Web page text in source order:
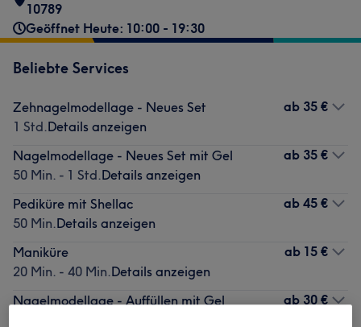
10789
Geöffnet Heute: 10:00 - 19:30
Beliebte Services
Zehnagelmodellage - Neues Set
1 Std.Details anzeigen
ab 35 €
Nagelmodellage - Neues Set mit Gel
50 Min. - 1 Std.Details anzeigen
ab 35 €
Pediküre mit Shellac
50 Min.Details anzeigen
ab 45 €
Maniküre
20 Min. - 40 Min.Details anzeigen
ab 15 €
Nagelmodellage - Auffüllen mit Gel
ab 30 €